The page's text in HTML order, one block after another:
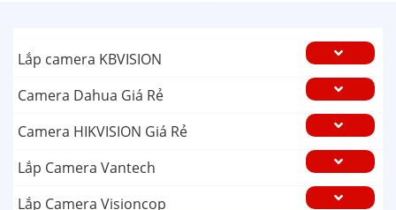
Lắp camera KBVISION
Camera Dahua Giá Rẻ
Camera HIKVISION Giá Rẻ
Lắp Camera Vantech
Lắp Camera Visioncop